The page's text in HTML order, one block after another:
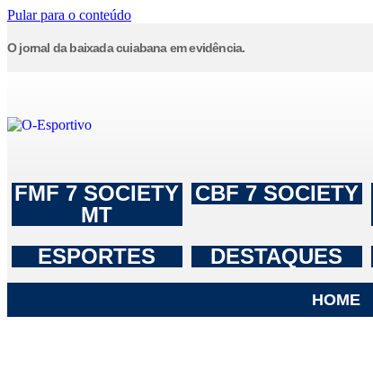
Pular para o conteúdo
O jornal da baixada cuiabana em evidência.
FMF 7 SOCIETY
MT
CBF 7 SOCIETY
ESPORTES DESTAQUES
HOME